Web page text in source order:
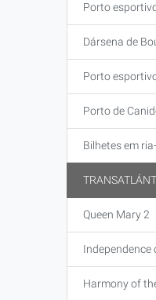
Porto
Dársena de
Porto
Porto de
Bilhetes em
Queen Mary 2
Independence
Harmony of